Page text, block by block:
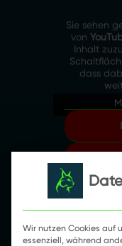
Sie sehen
von
Inhalt
dass
lasse
dieses
Wir nutzen Cookies auf
essenziell, während